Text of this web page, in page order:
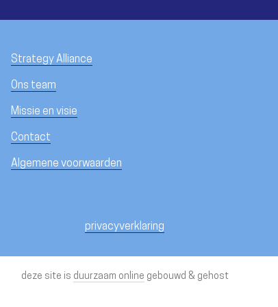
Strategy Alliance
Ons team
Missie en visie
Contact
Algemene voorwaarden
privacyverklaring
deze site is duurzaam online gebouwd & gehost